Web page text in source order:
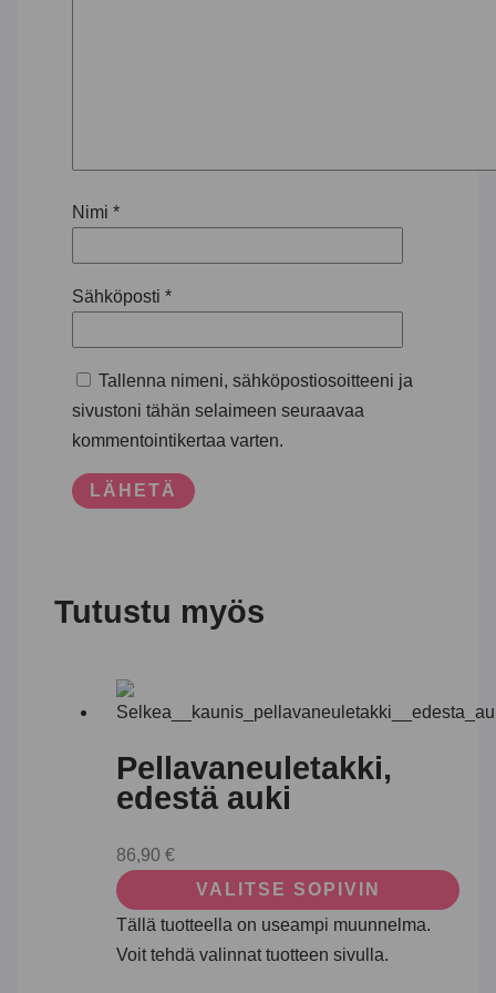
Nimi *
Sähköposti *
Tallenna nimeni, sähköpostiosoitteeni ja
sivustoni tähän selaimeen seuraavaa
kommentointikertaa varten.
Tutustu myös
Pellavaneuletakki,
edestä auki
86,90 €
VALITSE SOPIVIN
Tällä tuotteella on useampi muunnelma.
Voit tehdä valinnat tuotteen sivulla.